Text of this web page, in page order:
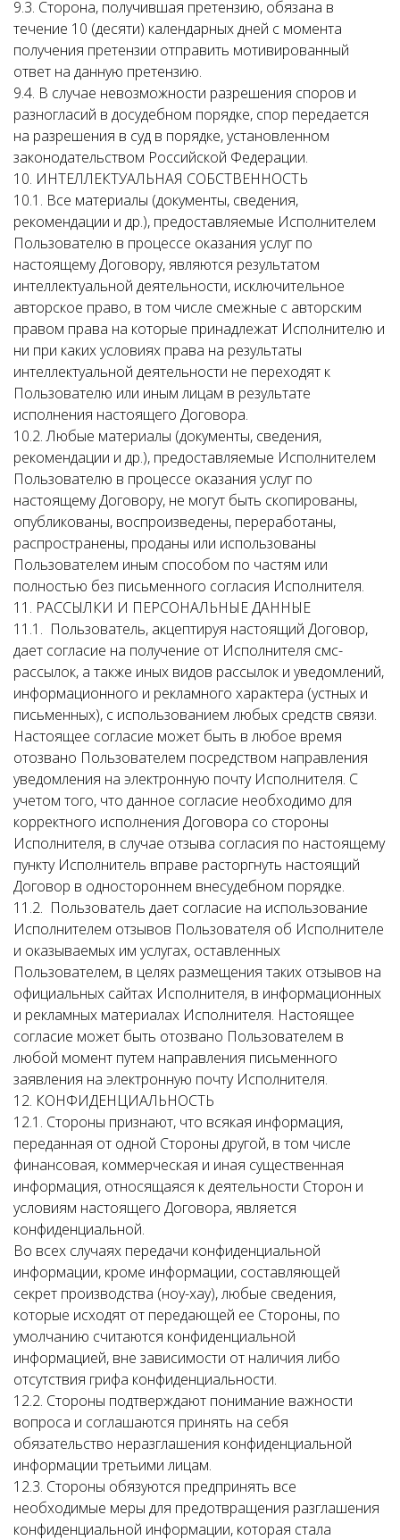
9.3. Сторона, получившая претензию, обязана в
течение 10 (десяти) календарных дней с момента
получения претензии отправить мотивированный
ответ на данную претензию.
9.4. В случае невозможности разрешения споров и
разногласий в досудебном порядке, спор передается
на разрешения в суд в порядке, установленном
законодательством Российской Федерации.
10. ИНТЕЛЛЕКТУАЛЬНАЯ СОБСТВЕННОСТЬ
10.1. Все материалы (документы, сведения,
рекомендации и др.), предоставляемые Исполнителем
Пользователю в процессе оказания услуг по
настоящему Договору, являются результатом
интеллектуальной деятельности, исключительное
авторское право, в том числе смежные с авторским
правом права на которые принадлежат Исполнителю и
ни при каких условиях права на результаты
интеллектуальной деятельности не переходят к
Пользователю или иным лицам в результате
исполнения настоящего Договора.
10.2. Любые материалы (документы, сведения,
рекомендации и др.), предоставляемые Исполнителем
Пользователю в процессе оказания услуг по
настоящему Договору, не могут быть скопированы,
опубликованы, воспроизведены, переработаны,
распространены, проданы или использованы
Пользователем иным способом по частям или
полностью без письменного согласия Исполнителя.
11. РАССЫЛКИ И ПЕРСОНАЛЬНЫЕ ДАННЫЕ
11.1. Пользователь, акцептируя настоящий Договор,
дает согласие на получение от Исполнителя смс-
рассылок, а также иных видов рассылок и уведомлений,
информационного и рекламного характера (устных и
письменных), с использованием любых средств связи.
Настоящее согласие может быть в любое время
отозвано Пользователем посредством направления
уведомления на электронную почту Исполнителя. С
учетом того, что данное согласие необходимо для
корректного исполнения Договора со стороны
Исполнителя, в случае отзыва согласия по настоящему
пункту Исполнитель вправе расторгнуть настоящий
Договор в одностороннем внесудебном порядке.
11.2. Пользователь дает согласие на использование
Исполнителем отзывов Пользователя об Исполнителе
и оказываемых им услугах, оставленных
Пользователем, в целях размещения таких отзывов на
официальных сайтах Исполнителя, в информационных
и рекламных материалах Исполнителя. Настоящее
согласие может быть отозвано Пользователем в
любой момент путем направления письменного
заявления на электронную почту Исполнителя.
12. КОНФИДЕНЦИАЛЬНОСТЬ
12.1. Стороны признают, что всякая информация,
переданная от одной Стороны другой, в том числе
финансовая, коммерческая и иная существенная
информация, относящаяся к деятельности Сторон и
условиям настоящего Договора, является
конфиденциальной.
Во всех случаях передачи конфиденциальной
информации, кроме информации, составляющей
секрет производства (ноу-хау), любые сведения,
которые исходят от передающей ее Стороны, по
умолчанию считаются конфиденциальной
информацией, вне зависимости от наличия либо
отсутствия грифа конфиденциальности.
12.2. Стороны подтверждают понимание важности
вопроса и соглашаются принять на себя
обязательство неразглашения конфиденциальной
информации третьими лицам.
12.3. Стороны обязуются предпринять все
необходимые меры для предотвращения разглашения
конфиденциальной информации, которая стала